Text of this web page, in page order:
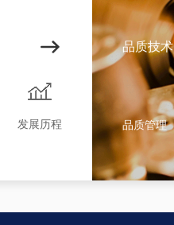
发展历程
品质技术
品质管理